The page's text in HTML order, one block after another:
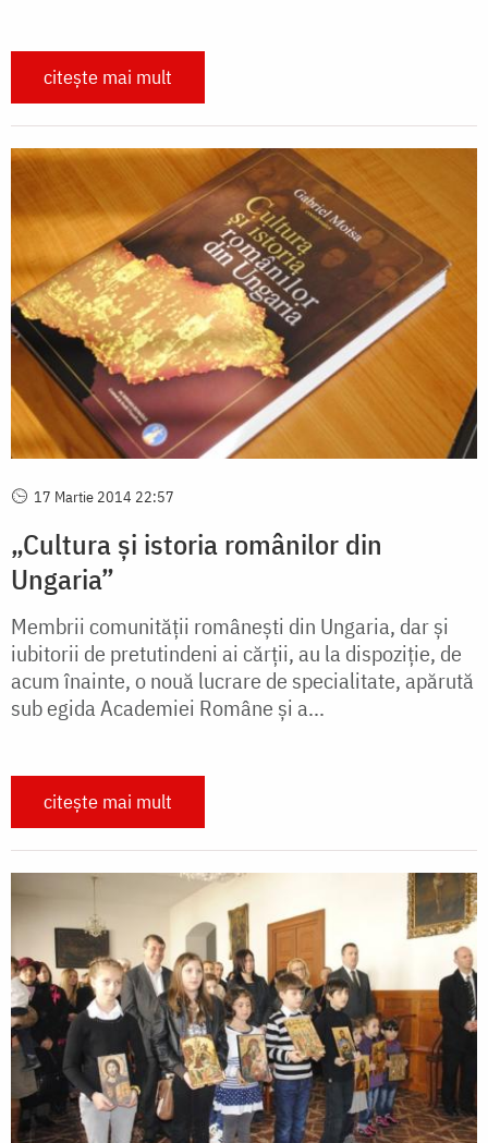
citește mai mult
17 Martie 2014 22:57
„Cultura şi istoria românilor din
Ungaria”
Membrii comunităţii româneşti din Ungaria, dar şi
iubitorii de pretutindeni ai cărţii, au la dispoziţie, de
acum înainte, o nouă lucrare de specialitate, apărută
sub egida Academiei Române şi a...
citește mai mult